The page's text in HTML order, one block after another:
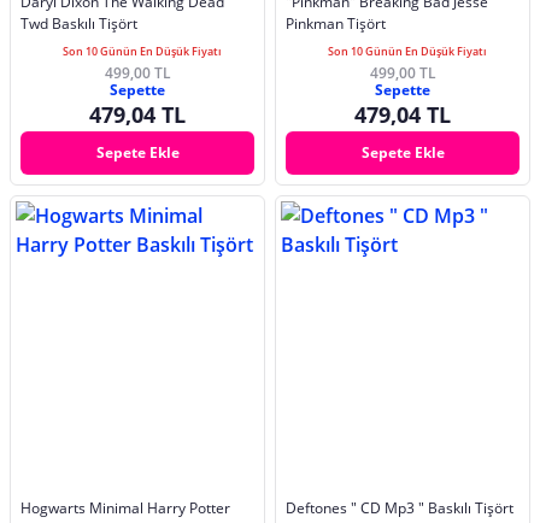
Twd Baskılı Tişört
Son 10 Günün En Düşük Fiyatı
499,00 TL
Sepette
479,04 TL
Sepete Ekle
Pinkman Tişört
Son 10 Günün En Düşük Fiyatı
499,00 TL
Sepette
479,04 TL
Sepete Ekle
Hogwarts Minimal Harry Potter
Deftones " CD Mp3 " Baskılı Tişört